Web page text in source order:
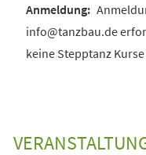
info@tanzbau.de
keine Stepptanz